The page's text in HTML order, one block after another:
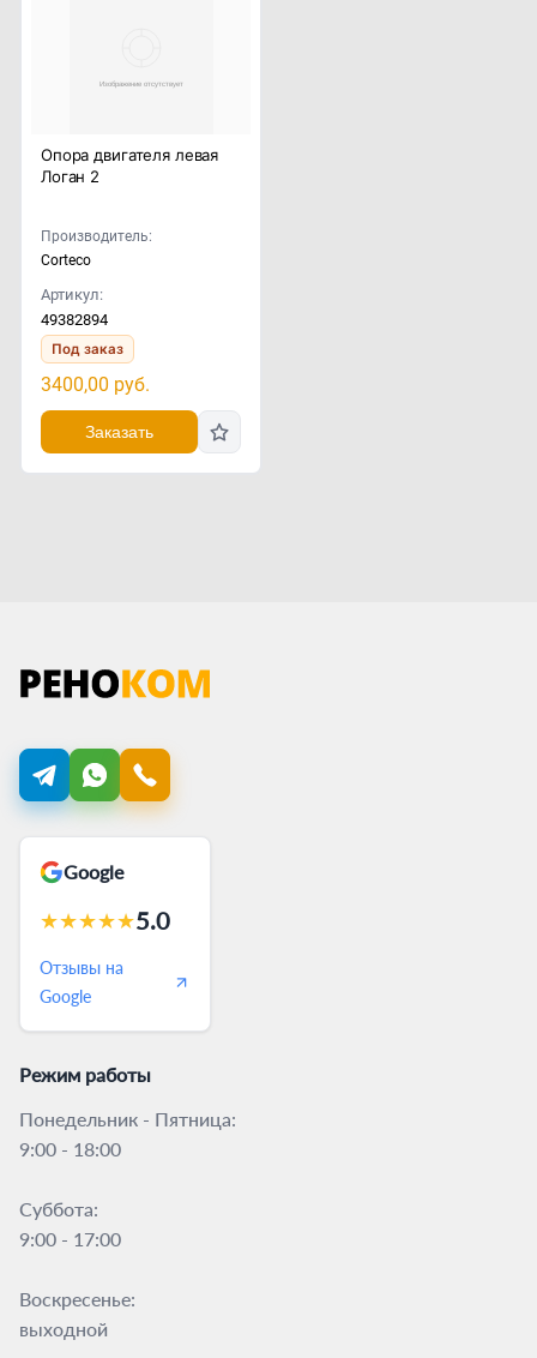
Опора двигателя левая
Логан 2
Производитель:
Corteco
Артикул:
49382894
Под заказ
3400,00 руб.
Заказать
Google
★★★★★5.0
Отзывы на
Google
Режим работы
Понедельник - Пятница:
9:00 - 18:00
Суббота:
9:00 - 17:00
Воскресенье:
выходной